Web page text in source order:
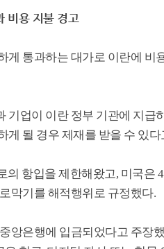
비용 지불 경고
게 통과하는 대가로 이란에 비
기업이 이란 정부 기관에 지급
게 될 경우 제재를 받을 수 있다
의 항입을 제한해왔고, 미국은
막기를 해적행위로 규정했다.
앙은행에 입금되었다고 주장